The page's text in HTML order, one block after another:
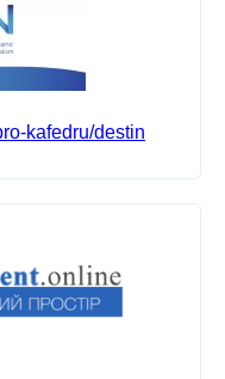
kafedru/destin